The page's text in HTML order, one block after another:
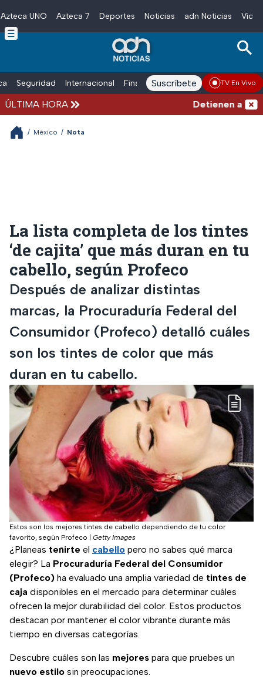
Skip to main content
Azteca UNO Azteca 7 Deportes Noticias adn Noticias
Seguridad Internacional Finanzas adn Noticias Radio
Suscríbete TV En Vivo
ÚLTIMA HORA Detienen al
/ México / Nota
La lista completa de los tintes
‘de cajita’ que más duran en tu
cabello, según Profeco
Después de analizar distintas
marcas, la Procuraduría Federal del
Consumidor (Profeco) detalló cuáles
son los tintes de color que más
duran en tu cabello.
Estos son los mejores tintes de cabello dependiendo de tu color
favorito, según Profeco
Getty Images
¿Planeas teñirte el cabello pero no sabes qué marca
elegir? La Procuraduría Federal del Consumidor
(Profeco) ha evaluado una amplia variedad de tintes de
caja disponibles en el mercado para determinar cuáles
ofrecen la mejor durabilidad del color. Estos productos
destacan por mantener el color vibrante durante más
tiempo en diversas categorías.
Descubre cuáles son las mejores para que pruebes un
nuevo estilo sin preocupaciones.